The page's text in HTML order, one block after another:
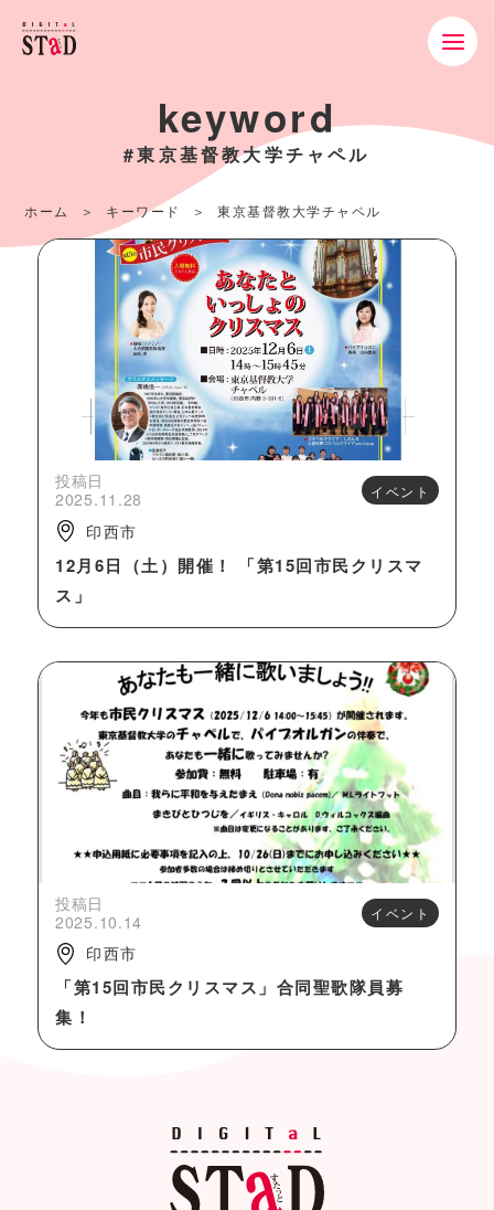
keyword
#東京基督教大学チャペル
ホーム キーワード 東京基督教大学チャペル
投稿日
2025.11.28
イベント
印西市
12月6日（土）開催！ 「第15回市民クリスマ
ス」
投稿日
2025.10.14
イベント
印西市
「第15回市民クリスマス」合同聖歌隊員募
集！